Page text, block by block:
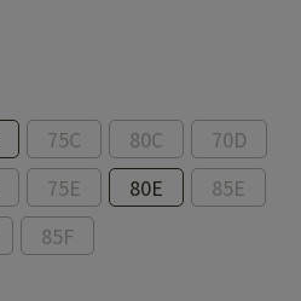
75C 80C
70D
75E 80E
85E
85F